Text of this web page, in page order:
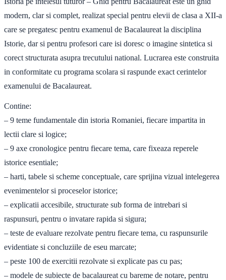
modern, clar si complet, realizat special pentru elevii de clasa a XII-a
care se pregatesc pentru examenul de Bacalaureat la disciplina
Istorie, dar si pentru profesori care isi doresc o imagine sintetica si
corect structurata asupra trecutului national. Lucrarea este construita
in conformitate cu programa scolara si raspunde exact cerintelor
examenului de Bacalaureat.
Contine:
– 9 teme fundamentale din istoria Romaniei, fiecare impartita in
lectii clare si logice;
– 9 axe cronologice pentru fiecare tema, care fixeaza reperele
istorice esentiale;
– harti, tabele si scheme conceptuale, care sprijina vizual intelegerea
evenimentelor si proceselor istorice;
– explicatii accesibile, structurate sub forma de intrebari si
raspunsuri, pentru o invatare rapida si sigura;
– teste de evaluare rezolvate pentru fiecare tema, cu raspunsurile
evidentiate si concluziile de eseu marcate;
– peste 100 de exercitii rezolvate si explicate pas cu pas;
– modele de subiecte de bacalaureat cu bareme de notare, pentru